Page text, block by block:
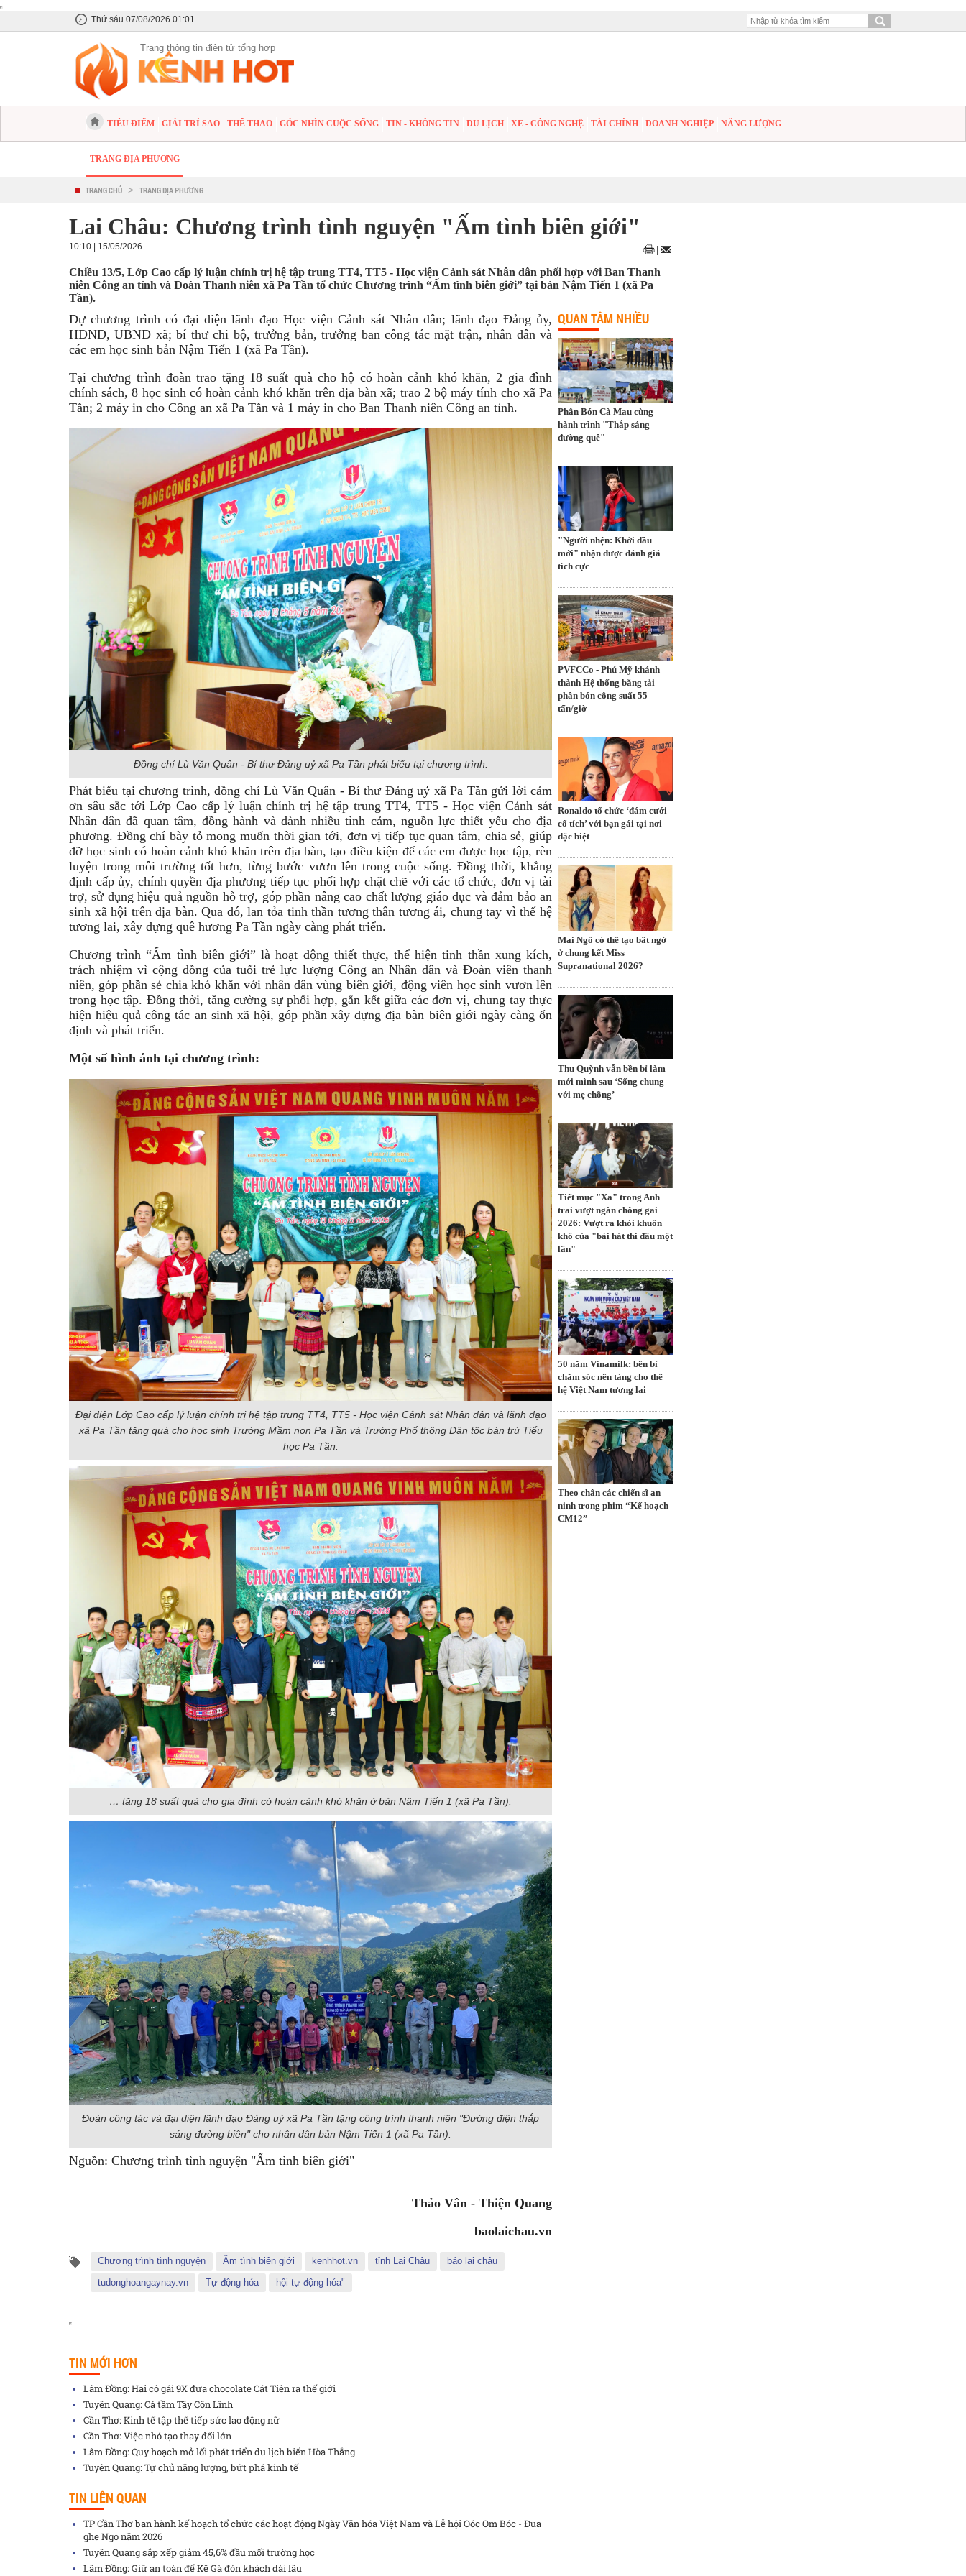
Thứ sáu 07/08/2026 01:01
Trang thông tin điện tử tổng hợp
TIÊU ĐIỂM GIẢI TRÍ SAO THỂ THAO GÓC NHÌN CUỘC SỐNG TIN - KHÔNG TIN DU LỊCH XE - CÔNG NGHỆ TÀI CHÍNH DOANH NGHIỆP NĂNG LƯỢNG
TRANG ĐỊA PHƯƠNG
TRANG CHỦ > TRANG ĐỊA PHƯƠNG
Lai Châu: Chương trình tình nguyện "Ấm tình biên giới"
10:10 | 15/05/2026
Chiều 13/5, Lớp Cao cấp lý luận chính trị hệ tập trung TT4, TT5 - Học viện Cảnh sát Nhân dân phối hợp với Ban Thanh
niên Công an tỉnh và Đoàn Thanh niên xã Pa Tần tổ chức Chương trình “Ấm tình biên giới” tại bản Nậm Tiến 1 (xã Pa
Tần).
Dự chương trình có đại diện lãnh đạo Học viện Cảnh sát Nhân dân; lãnh đạo Đảng ủy,
HĐND, UBND xã; bí thư chi bộ, trưởng bản, trưởng ban công tác mặt trận, nhân dân và
các em học sinh bản Nậm Tiến 1 (xã Pa Tần).
Tại chương trình đoàn trao tặng 18 suất quà cho hộ có hoàn cảnh khó khăn, 2 gia đình
chính sách, 8 học sinh có hoàn cảnh khó khăn trên địa bàn xã; trao 2 bộ máy tính cho xã Pa
Tần; 2 máy in cho Công an xã Pa Tần và 1 máy in cho Ban Thanh niên Công an tỉnh.
Đồng chí Lù Văn Quân - Bí thư Đảng uỷ xã Pa Tần phát biểu tại chương trình.
Phát biểu tại chương trình, đồng chí Lù Văn Quân - Bí thư Đảng uỷ xã Pa Tần gửi lời cảm
ơn sâu sắc tới Lớp Cao cấp lý luận chính trị hệ tập trung TT4, TT5 - Học viện Cảnh sát
Nhân dân đã quan tâm, đồng hành và dành nhiều tình cảm, nguồn lực thiết yếu cho địa
phương. Đồng chí bày tỏ mong muốn thời gian tới, đơn vị tiếp tục quan tâm, chia sẻ, giúp
đỡ học sinh có hoàn cảnh khó khăn trên địa bàn, tạo điều kiện để các em được học tập, rèn
luyện trong môi trường tốt hơn, từng bước vươn lên trong cuộc sống. Đồng thời, khẳng
định cấp ủy, chính quyền địa phương tiếp tục phối hợp chặt chẽ với các tổ chức, đơn vị tài
trợ, sử dụng hiệu quả nguồn hỗ trợ, góp phần nâng cao chất lượng giáo dục và đảm bảo an
sinh xã hội trên địa bàn. Qua đó, lan tỏa tinh thần tương thân tương ái, chung tay vì thế hệ
tương lai, xây dựng quê hương Pa Tần ngày càng phát triển.
Chương trình “Ấm tình biên giới” là hoạt động thiết thực, thể hiện tinh thần xung kích,
trách nhiệm vì cộng đồng của tuổi trẻ lực lượng Công an Nhân dân và Đoàn viên thanh
niên, góp phần sẻ chia khó khăn với nhân dân vùng biên giới, động viên học sinh vươn lên
trong học tập. Đồng thời, tăng cường sự phối hợp, gắn kết giữa các đơn vị, chung tay thực
hiện hiệu quả công tác an sinh xã hội, góp phần xây dựng địa bàn biên giới ngày càng ổn
định và phát triển.
Một số hình ảnh tại chương trình:
Đại diện Lớp Cao cấp lý luận chính trị hệ tập trung TT4, TT5 - Học viện Cảnh sát Nhân dân và lãnh đạo
xã Pa Tần tặng quà cho học sinh Trường Mầm non Pa Tần và Trường Phổ thông Dân tộc bán trú Tiểu
học Pa Tần.
… tặng 18 suất quà cho gia đình có hoàn cảnh khó khăn ở bản Nậm Tiến 1 (xã Pa Tần).
Đoàn công tác và đại diện lãnh đạo Đảng uỷ xã Pa Tần tặng công trình thanh niên "Đường điện thắp
sáng đường biên" cho nhân dân bản Nậm Tiến 1 (xã Pa Tần).
Nguồn: Chương trình tình nguyện "Ấm tình biên giới"
Thảo Vân - Thiện Quang
baolaichau.vn
Chương trình tình nguyện Ấm tình biên giới kenhhot.vn tỉnh Lai Châu
báo lai châu
tudonghoangaynay.vn
Tự động hóa hội tự động hóa"
TIN MỚI HƠN
Lâm Đồng: Hai cô gái 9X đưa chocolate Cát Tiên ra thế giới
Tuyên Quang: Cá tầm Tây Côn Lĩnh
Cần Thơ: Kinh tế tập thể tiếp sức lao động nữ
Cần Thơ: Việc nhỏ tạo thay đổi lớn
Lâm Đồng: Quy hoạch mở lối phát triển du lịch biển Hòa Thắng
Tuyên Quang: Tự chủ năng lượng, bứt phá kinh tế
TIN LIÊN QUAN
TP Cần Thơ ban hành kế hoạch tổ chức các hoạt động Ngày Văn hóa Việt Nam và Lễ hội Oóc Om Bóc - Đua
ghe Ngo năm 2026
Tuyên Quang sắp xếp giảm 45,6% đầu mối trường học
Lâm Đồng: Giữ an toàn để Kê Gà đón khách dài lâu
QUAN TÂM NHIỀU
Phân Bón Cà Mau cùng
hành trình "Thắp sáng
đường quê"
"Người nhện: Khởi đầu
mới" nhận được đánh giá
tích cực
PVFCCo - Phú Mỹ khánh
thành Hệ thống băng tải
phân bón công suất 55
tấn/giờ
Ronaldo tổ chức ‘đám cưới
cổ tích’ với bạn gái tại nơi
đặc biệt
Mai Ngô có thể tạo bất ngờ
ở chung kết Miss
Supranational 2026?
Thu Quỳnh vẫn bền bỉ làm
mới mình sau ‘Sống chung
với mẹ chồng’
Tiết mục "Xa" trong Anh
trai vượt ngàn chông gai
2026: Vượt ra khỏi khuôn
khổ của "bài hát thi đấu một
lần"
50 năm Vinamilk: bền bỉ
chăm sóc nền tảng cho thế
hệ Việt Nam tương lai
Theo chân các chiến sĩ an
ninh trong phim “Kế hoạch
CM12”